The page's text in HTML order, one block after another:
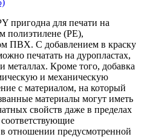
пригодна для печати на
полиэтилене (РЕ),
ПВХ. С добавлением в краску
печатать на дуропластах,
металлах. Кроме того, добавка
и механическую
с материалом, на который
материалы могут иметь
свойств даже в пределах
отношении предусмотренной